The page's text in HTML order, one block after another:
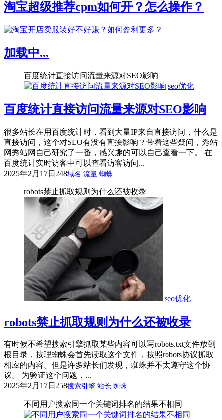
淘宝超级推荐cpm如何开？怎么操作？
加载中...
百度统计直接访问流量来源对SEO影响
seo优化
百度统计直接访问流量来源对SEO影响
很多站长在用百度统计时，看到大量IP来自直接访问，什么是
直接访问，这个对SEO有没有直接影响？带着这些疑问，秀站
网秀站网自己研究了一番，感兴趣的可以自己查看一下。 在
百度统计实时访客中可以查看访客访问...
2025年2月17日 248域名 流量 蜘蛛
robots禁止抓取规则为什么还被收录
seo优化
robots禁止抓取规则为什么还被收录
有时候不希望搜索引擎抓取某些内容可以写robots.txt文件放到
根目录，按理蜘蛛会首先读取这个文件，按照robots协议抓取
相应的内容。但是许多站长们发现，蜘蛛并不太遵守这个协
议。 为验证这个问题，...
2025年2月17日 258搜索引擎 站长 蜘蛛
不同用户搜索同一个关键词排名的结果不相同